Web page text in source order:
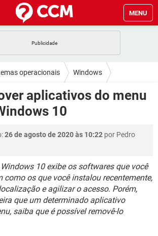
MENU
FACEBOOK
EXCEL
GMAIL
WHATSAPP
FACEBOOK
GMAIL
WHATSAPP
GMAIL
WHATSAPP
EXCEL
GMAIL
WHATSAPP
FACEBOOK
EXCEL
GMAIL
operacionais Windows
aplicativos do menu
10
26 de agosto de 2020 às 10:22 por Pedro
10 exibe os softwares que você
como os que você instalou recentemente,
e agilizar o acesso. Porém,
que um determinado aplicativo
saiba que é possível removê-lo